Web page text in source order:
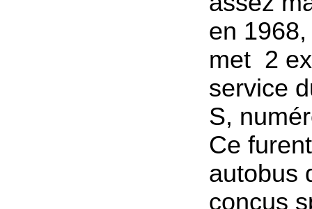
en
met 2
service
S,
Ce
autobus
conçus